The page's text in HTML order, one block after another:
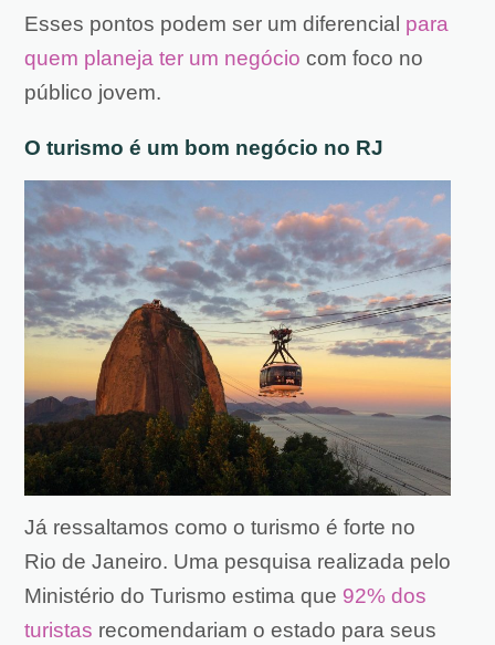
Esses pontos podem ser um diferencial para
quem planeja ter um negócio com foco no
público jovem.
O turismo é um bom negócio no RJ
Já ressaltamos como o turismo é forte no
Rio de Janeiro. Uma pesquisa realizada pelo
Ministério do Turismo estima que 92% dos
turistas recomendariam o estado para seus